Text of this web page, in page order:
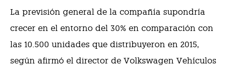
La previsión general de la compañía supondría
crecer en el entorno del 30% en comparación con
las 10.500 unidades que distribuyeron en 2015,
según afirmó el director de Volkswagen Vehículos